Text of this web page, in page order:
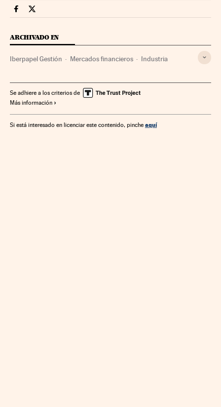
Mercados Financieros Cinco Días en Facebook
Mercados Financieros Cinco Días en Twitter
ARCHIVADO EN
Iberpapel Gestión Mercados financieros Industria
Se adhiere a los criterios de
Más información
Si está interesado en licenciar este contenido, pinche aquí